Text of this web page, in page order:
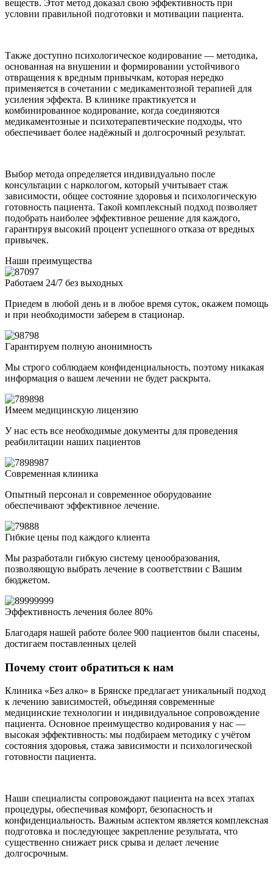
веществ. Этот метод доказал свою эффективность при
условии правильной подготовки и мотивации пациента.
Также доступно психологическое кодирование — методика,
основанная на внушении и формировании устойчивого
отвращения к вредным привычкам, которая нередко
применяется в сочетании с медикаментозной терапией для
усиления эффекта. В клинике практикуется и
комбинированное кодирование, когда соединяются
медикаментозные и психотерапевтические подходы, что
обеспечивает более надёжный и долгосрочный результат.
Выбор метода определяется индивидуально после
консультации с наркологом, который учитывает стаж
зависимости, общее состояние здоровья и психологическую
готовность пациента. Такой комплексный подход позволяет
подобрать наиболее эффективное решение для каждого,
гарантируя высокий процент успешного отказа от вредных
привычек.
Наши преимущества
Работаем 24/7 без выходных
Приедем в любой день и в любое время суток, окажем помощь
и при необходимости заберем в стационар.
Гарантируем полную анонимность
Мы строго соблюдаем конфиденциальность, поэтому никакая
информация о вашем лечении не будет раскрыта.
Имеем медицинскую лицензию
У нас есть все необходимые документы для проведения
реабилитации наших пациентов
Современная клиника
Опытный персонал и современное оборудование
обеспечивают эффективное лечение.
Гибкие цены под каждого клиента
Мы разработали гибкую систему ценообразования,
позволяющую выбрать лечение в соответствии с Вашим
бюджетом.
Эффективность лечения более 80%
Благодаря нашей работе более 900 пациентов были спасены,
достигаем поставленных целей
Почему стоит обратиться к нам
Клиника «Без алко» в Брянске предлагает уникальный подход
к лечению зависимостей, объединяя современные
медицинские технологии и индивидуальное сопровождение
пациента. Основное преимущество кодирования у нас —
высокая эффективность: мы подбираем методику с учётом
состояния здоровья, стажа зависимости и психологической
готовности пациента.
Наши специалисты сопровождают пациента на всех этапах
процедуры, обеспечивая комфорт, безопасность и
конфиденциальность. Важным аспектом является комплексная
подготовка и последующее закрепление результата, что
существенно снижает риск срыва и делает лечение
долгосрочным.